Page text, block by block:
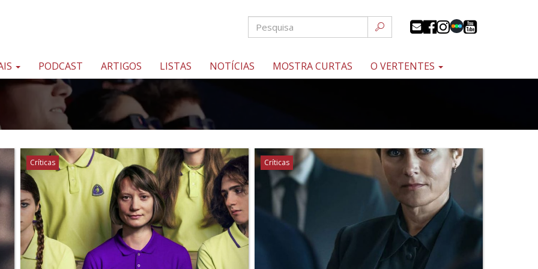
PODCAST ARTIGOS LISTAS NOTÍCIAS MOSTRA CURTAS O VERTENTES
Críticas Críticas